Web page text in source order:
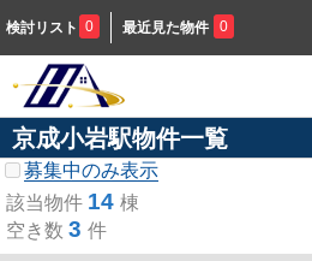
検討リスト 0 最近見た物件 0
京成小岩駅物件一覧
募集中のみ表示
該当物件 14 棟
空き数 3 件